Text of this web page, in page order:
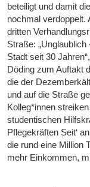
beteiligt und damit
nochmal verdoppelt.
dritten
Straße:
Stadt seit 30
Döding zum Auftakt
die der
und auf die Straße
Kolleg*innen
studentischen
Pflegekräften Seit‘
die rund eine Million
mehr Einkommen,